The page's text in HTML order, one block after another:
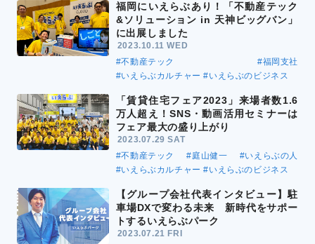
福岡にいえらぶあり！「不動産テック
&ソリューション in 天神ビッグバン」
に出展しました
2023.10.11 WED
#不動産テック
#福岡支社
#いえらぶカルチャー #いえらぶのビジネス
「賃貸住宅フェア2023」来場者数1.6
万人超え！SNS・動画活用セミナーは
フェア最大の盛り上がり
2023.07.29 SAT
#不動産テック
#庭山健一
#いえらぶの人
#いえらぶカルチャー #いえらぶのビジネス
【グループ会社代表インタビュー】駐
車場DXで変わる未来 新時代をサポー
トするいえらぶパーク
2023.07.21 FRI